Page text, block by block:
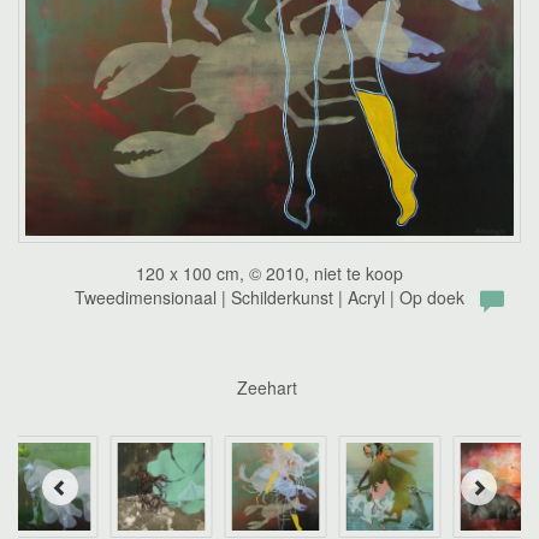
120 x 100 cm, © 2010, niet te koop
Tweedimensionaal | Schilderkunst | Acryl | Op doek
Zeehart